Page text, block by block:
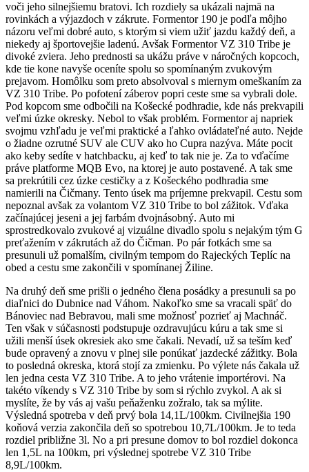
voči jeho silnejšiemu bratovi. Ich rozdiely sa ukázali najmä na
rovinkách a výjazdoch v zákrute. Formentor 190 je podľa môjho
názoru veľmi dobré auto, s ktorým si viem užiť jazdu každý deň, a
niekedy aj športovejšie ladenú. Avšak Formentor VZ 310 Tribe je
divoké zviera. Jeho prednosti sa ukážu práve v náročných kopcoch,
kde tie kone navyše oceníte spolu so spomínaným zvukovým
prejavom. Homôlku som preto absolvoval s miernym omeškaním za
VZ 310 Tribe. Po pofotení záberov popri ceste sme sa vybrali dole.
Pod kopcom sme odbočili na Košecké podhradie, kde nás prekvapili
veľmi úzke okresky. Nebol to však problém. Formentor aj napriek
svojmu vzhľadu je veľmi praktické a ľahko ovládateľné auto. Nejde
o žiadne ozrutné SUV ale CUV ako ho Cupra nazýva. Máte pocit
ako keby sedíte v hatchbacku, aj keď to tak nie je. Za to vďačíme
práve platforme MQB Evo, na ktorej je auto postavené. A tak sme
sa prekrútili cez úzke cestičky a z Košeckého podhradia sme
namierili na Čičmany. Tento úsek ma príjemne prekvapil. Cestu som
nepoznal avšak za volantom VZ 310 Tribe to bol zážitok. Vďaka
začínajúcej jeseni a jej farbám dvojnásobný. Auto mi
sprostredkovalo zvukové aj vizuálne divadlo spolu s nejakým tým G
preťažením v zákrutách až do Čičman. Po pár fotkách sme sa
presunuli už pomalším, civilným tempom do Rajeckých Teplíc na
obed a cestu sme zakončili v spomínanej Žiline.
Na druhý deň sme prišli o jedného člena posádky a presunuli sa po
diaľnici do Dubnice nad Váhom. Nakoľko sme sa vracali späť do
Bánoviec nad Bebravou, mali sme možnosť pozrieť aj Machnáč.
Ten však v súčasnosti podstupuje ozdravujúcu kúru a tak sme si
užili menší úsek okresiek ako sme čakali. Nevadí, už sa teším keď
bude opravený a znovu v plnej sile ponúkať jazdecké zážitky. Bola
to posledná okreska, ktorá stojí za zmienku. Po výlete nás čakala už
len jedna cesta VZ 310 Tribe. A to jeho vrátenie importérovi. Na
takéto víkendy s VZ 310 Tribe by som si rýchlo zvykol. A ak si
myslíte, že by vás aj vašu peňaženku zožralo, tak sa mýlite.
Výsledná spotreba v deň prvý bola 14,1L/100km. Civilnejšia 190
koňová verzia zakončila deň so spotrebou 10,7L/100km. Je to teda
rozdiel približne 3l. No a pri presune domov to bol rozdiel dokonca
len 1,5L na 100km, pri výslednej spotrebe VZ 310 Tribe
8,9L/100km.